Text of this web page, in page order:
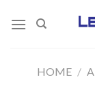
HOME /